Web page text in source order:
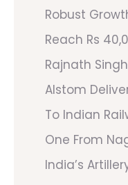
Robust
Reach Rs
Rajnath Singh
Alstom
To Indian
One From
India’s